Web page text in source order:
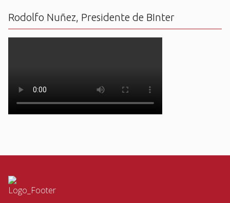
Rodolfo Nuñez, Presidente de BInter